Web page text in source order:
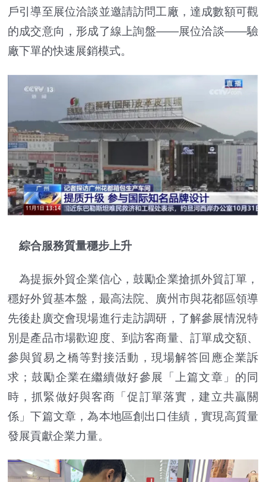
戶引導至展位洽談並邀請訪問工廠，達成數額可觀
的成交意向，形成了線上詢盤——展位洽談——驗
廠下單的快速展銷模式。
綜合服務質量穩步上升
為提振外貿企業信心，鼓勵企業搶抓外貿訂單，
穩好外貿基本盤，最高法院、廣州市與花都區領導
先後赴廣交會現場進行走訪調研，了解參展情況特
別是產品市場歡迎度、到訪客商量、訂單成交額、
參與貿易之橋等對接活動，現場解答回應企業訴
求；鼓勵企業在繼續做好參展「上篇文章」的同
時，抓緊做好與客商「促訂單落實，建立共贏關
係」下篇文章，為本地區創出口佳績，實現高質量
發展貢獻企業力量。